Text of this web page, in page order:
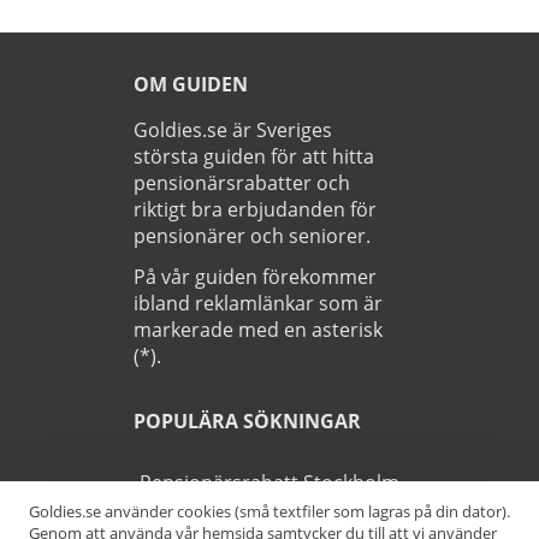
OM GUIDEN
Goldies.se är Sveriges
största guiden för att hitta
pensionärsrabatter och
riktigt bra erbjudanden för
pensionärer och seniorer.
På vår guiden förekommer
ibland reklamlänkar som är
markerade med en asterisk
(*).
POPULÄRA SÖKNINGAR
Pensionärsrabatt Stockholm
Goldies.se använder cookies (små textfiler som lagras på din dator).
Genom att använda vår hemsida samtycker du till att vi använder